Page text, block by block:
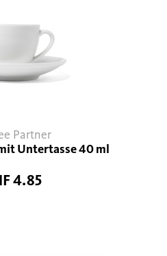
Partner
Untertasse 40 ml
4.85